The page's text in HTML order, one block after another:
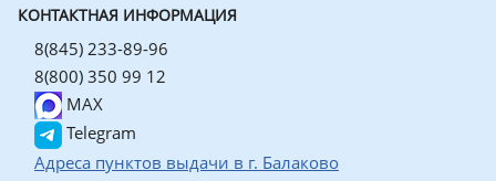
КОНТАКТНАЯ ИНФОРМАЦИЯ
8(845) 233-89-96
8(800) 350 99 12
MAX
Telegram
Адреса пунктов выдачи в г. Балаково